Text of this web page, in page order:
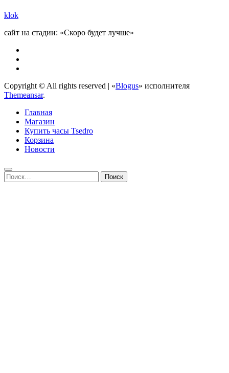
klok
сайт на стадии: «Скоро будет лучше»
Copyright © All rights reserved | «Blogus» исполнителя
Themeansar.
Главная
Магазин
Купить часы Tsedro
Корзина
Новости
Найти: